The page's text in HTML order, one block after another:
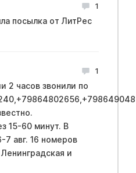
1
посылка от ЛитРес
1
2 часов звонили по
15-60 минут. В
7 авг. 16 номеров
и